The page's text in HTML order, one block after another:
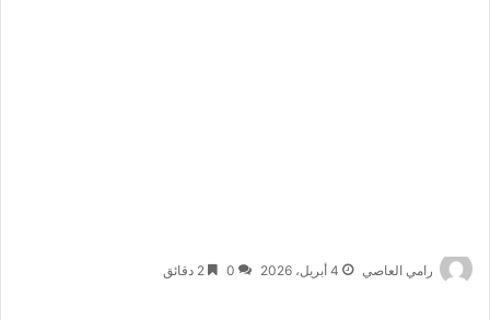
رامي العاصي 4 أبريل، 2026 0